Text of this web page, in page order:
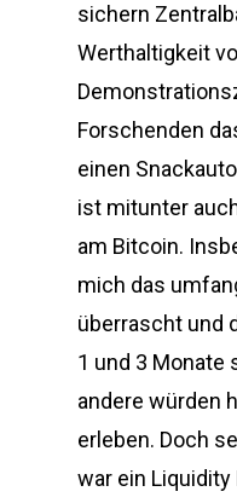
sichern
Werthaltigkeit
Forschenden
einen
ist mitunter
am Bitcoin.
mich das
überrascht und
1 und 3 Monate
andere würden
erleben. Doch
war ein